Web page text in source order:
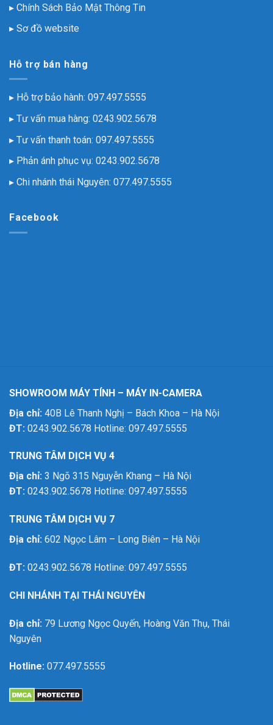
▸ Chính Sách Bảo Mật Thông Tin
▸ Sơ đồ website
Hỗ trợ bán hàng
▸ Hỗ trợ bảo hành: 097.497.5555
▸ Tư vấn mua hàng: 0243.902.5678
▸ Tư vấn thanh toán: 097.497.5555
▸ Phản ánh phục vụ: 0243.902.5678
▸ Chi nhánh thái Nguyên: 077.497.5555
Facebook
SHOWROOM MÁY TÍNH – MÁY IN-CAMERA
Địa chỉ: 40B Lê Thanh Nghị – Bách Khoa – Hà Nội
ĐT: 0243.902.5678 Hotline: 097.497.5555
TRUNG TÂM DỊCH VỤ 4
Địa chỉ: 3 Ngõ 315 Nguyễn Khang – Hà Nội
ĐT: 0243.902.5678 Hotline: 097.497.5555
TRUNG TÂM DỊCH VỤ 7
Địa chỉ: 602 Ngọc Lâm – Long Biên – Hà Nội
ĐT: 0243.902.5678 Hotline: 097.497.5555
CHI NHÁNH TẠI THÁI NGUYÊN
Địa chỉ: 79 Lương Ngọc Quyến, Hoàng Văn Thụ, Thái
Nguyên
Hotline: 077.497.5555